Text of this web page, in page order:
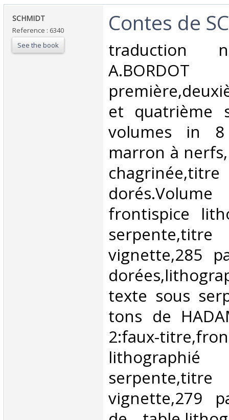
‎SCHMIDT ‎
Reference : 6340
See the book
‎Contes de
‎traduction
A.BORDOT
et quatrième
volumes in 8
marron à
frontispice
vignette,285
texte sous
tons de
2:faux-
vignette,279